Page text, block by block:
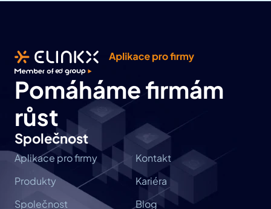
Pomáháme firmám
růst
Společnost
Aplikace pro firmy
Produkty
Společnost
Kontakt
Kariéra
Blog